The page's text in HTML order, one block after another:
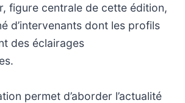
figure centrale de cette édition,
d’intervenants dont les profils
des éclairages
permet d’aborder l’actualité